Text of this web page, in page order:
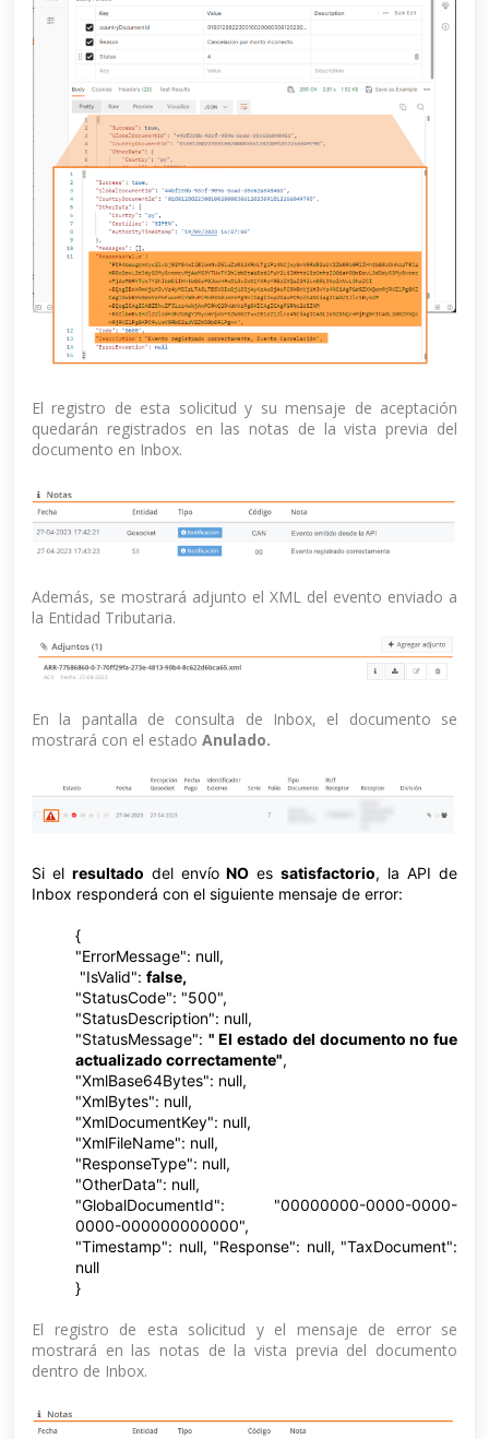
El registro de esta solicitud y su mensaje de aceptación
quedarán registrados en las notas de la vista previa del
documento en Inbox.
Además, se mostrará adjunto el XML del evento enviado a
la Entidad Tributaria.
En la pantalla de consulta de Inbox, el documento se
mostrará con el estado Anulado.
Si el resultado del envío NO es satisfactorio, la API de
Inbox responderá con el siguiente mensaje de error:
{
"ErrorMessage": null,
"IsValid": false,
"StatusCode": "500",
"StatusDescription": null,
"StatusMessage": " El estado del documento no fue
actualizado correctamente",
"XmlBase64Bytes": null,
"XmlBytes": null,
"XmlDocumentKey": null,
"XmlFileName": null,
"ResponseType": null,
"OtherData": null,
"GlobalDocumentId": "00000000-0000-0000-
0000-000000000000",
"Timestamp": null, "Response": null, "TaxDocument":
null
}
El registro de esta solicitud y el mensaje de error se
mostrará en las notas de la vista previa del documento
dentro de Inbox.